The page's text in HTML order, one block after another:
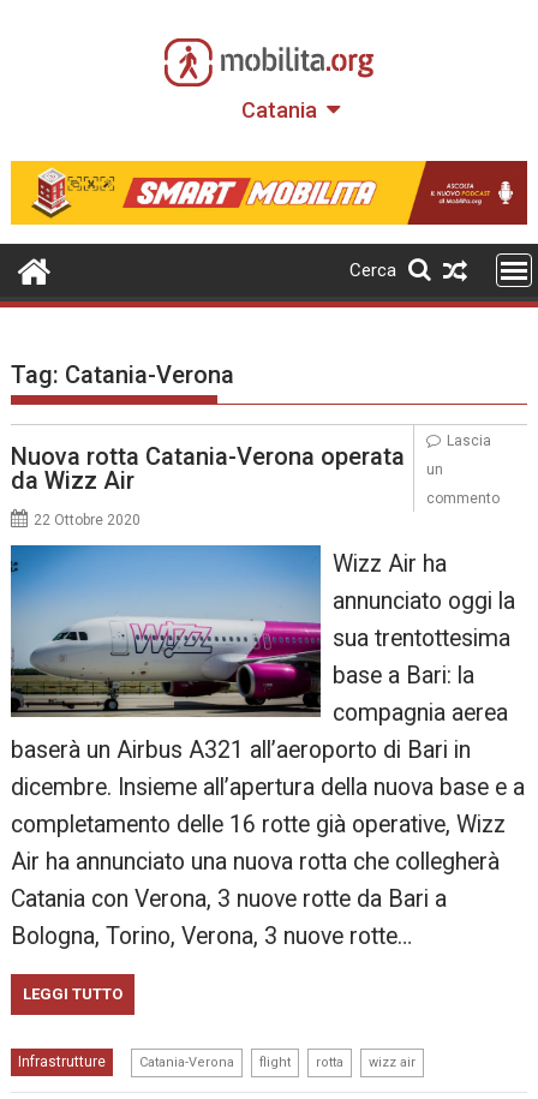
Catania
Cerca
Tag: Catania-Verona
Nuova rotta Catania-Verona operata
da Wizz Air
22 Ottobre 2020
Wizz Air ha
annunciato oggi la
sua trentottesima
base a Bari: la
compagnia aerea
baserà un Airbus A321 all’aeroporto di Bari in
dicembre. Insieme all’apertura della nuova base e a
completamento delle 16 rotte già operative, Wizz
Air ha annunciato una nuova rotta che collegherà
Catania con Verona, 3 nuove rotte da Bari a
Bologna, Torino, Verona, 3 nuove rotte…
LEGGI TUTTO
Infrastrutture Catania-Verona flight rotta wizz air
Lascia
un
commento